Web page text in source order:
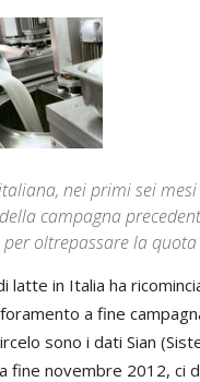
nei primi sei
campagna
oltrepassare la
latte in Italia ha
a fine
sono i dati Sian
fine novembre 2012, ci